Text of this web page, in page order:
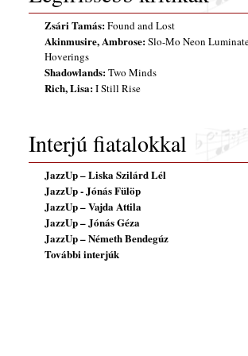
Zsári Tamás:Found and Lost
Akinmusire, Ambrose:Slo-Mo Neon
Hoverings
Shadowlands:Two Minds
Rich, Lisa:I Still Rise
Interjú fiatalokkal
JazzUp – Liska Szilárd Lél
JazzUp - Jónás Fülöp
JazzUp – Vajda Attila
JazzUp – Jónás Géza
JazzUp – Németh Bendegúz
További interjúk